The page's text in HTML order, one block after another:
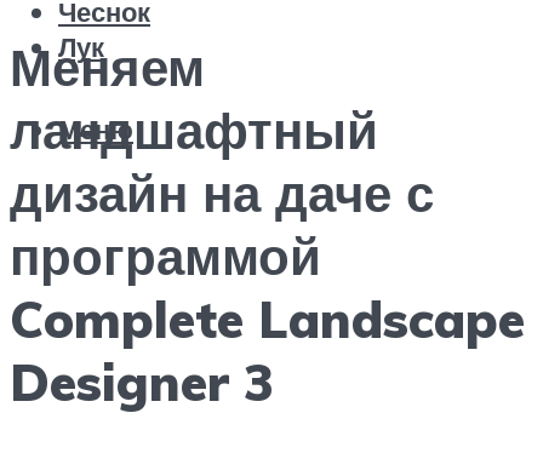
Чеснок
Лук
Меню
Меняем
ландшафтный
дизайн на даче с
программой
Complete Landscape
Designer 3